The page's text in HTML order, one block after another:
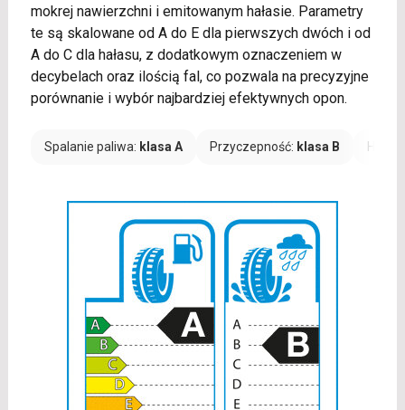
mokrej nawierzchni i emitowanym hałasie. Parametry
te są skalowane od A do E dla pierwszych dwóch i od
A do C dla hałasu, z dodatkowym oznaczeniem w
decybelach oraz ilością fal, co pozwala na precyzyjne
porównanie i wybór najbardziej efektywnych opon.
Spalanie paliwa: klasa A Przyczepność: klasa B Hałas: